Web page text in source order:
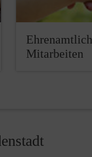
Ehrenamtlich
Mitarbeiten